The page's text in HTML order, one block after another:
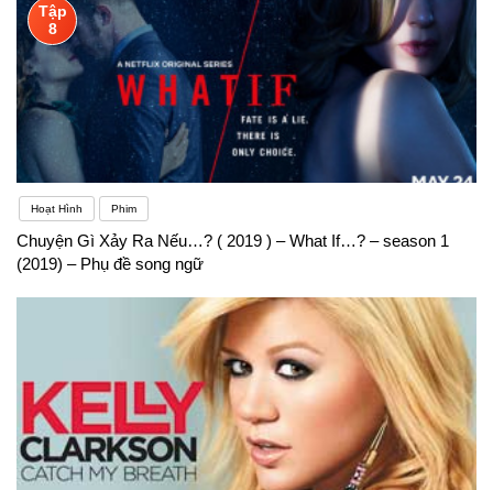
Tập
8
Hoạt Hình Phim
Chuyện Gì Xảy Ra Nếu…? ( 2019 ) – What If…? – season 1
(2019) – Phụ đề song ngữ